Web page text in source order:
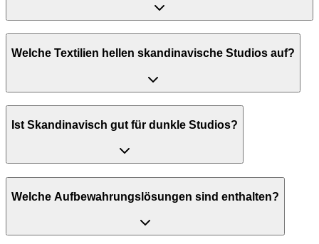
Welche Textilien hellen skandinavische Studios auf?
Ist Skandinavisch gut für dunkle Studios?
Welche Aufbewahrungslösungen sind enthalten?